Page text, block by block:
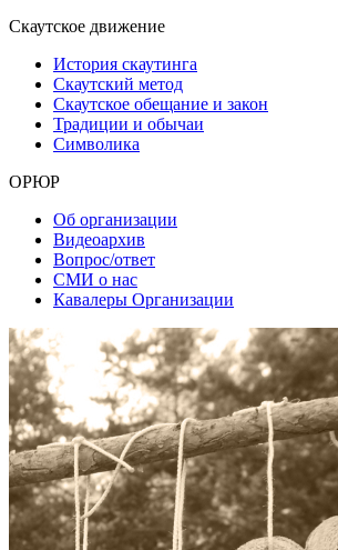
Скаутское движение
История скаутинга
Скаутский метод
Скаутское обещание и закон
Традиции и обычаи
Символика
ОРЮР
Об организации
Видеоархив
Вопрос/ответ
СМИ о нас
Кавалеры Организации